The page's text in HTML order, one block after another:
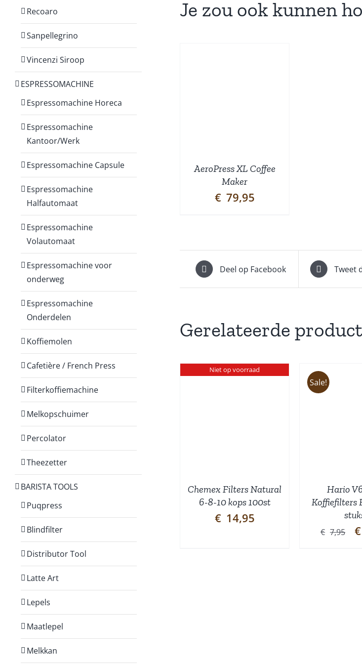
Je zou ook kunnen
WINKELWAGEN
AeroPress XL Coffee
Maker
€ 79,95
Deel op Facebook Tweet
Gerelateerde
Niet op voorraad
Chemex Filters Natural
6-8-10 kops 100st
€ 14,95
Sale!
Hario
Koffiefilters
€ 7,95 €
Recoaro
Sanpellegrino
Vincenzi Siroop
ESPRESSOMACHINE
Espressomachine Horeca
Espressomachine
Kantoor/Werk
Espressomachine Capsule
Espressomachine
Halfautomaat
Espressomachine
Volautomaat
Espressomachine voor
onderweg
Espressomachine
Onderdelen
Koffiemolen
Cafetière / French Press
Filterkoffiemachine
Melkopschuimer
Percolator
Theezetter
BARISTA TOOLS
Puqpress
Blindfilter
Distributor Tool
Latte Art
Lepels
Maatlepel
Melkkan